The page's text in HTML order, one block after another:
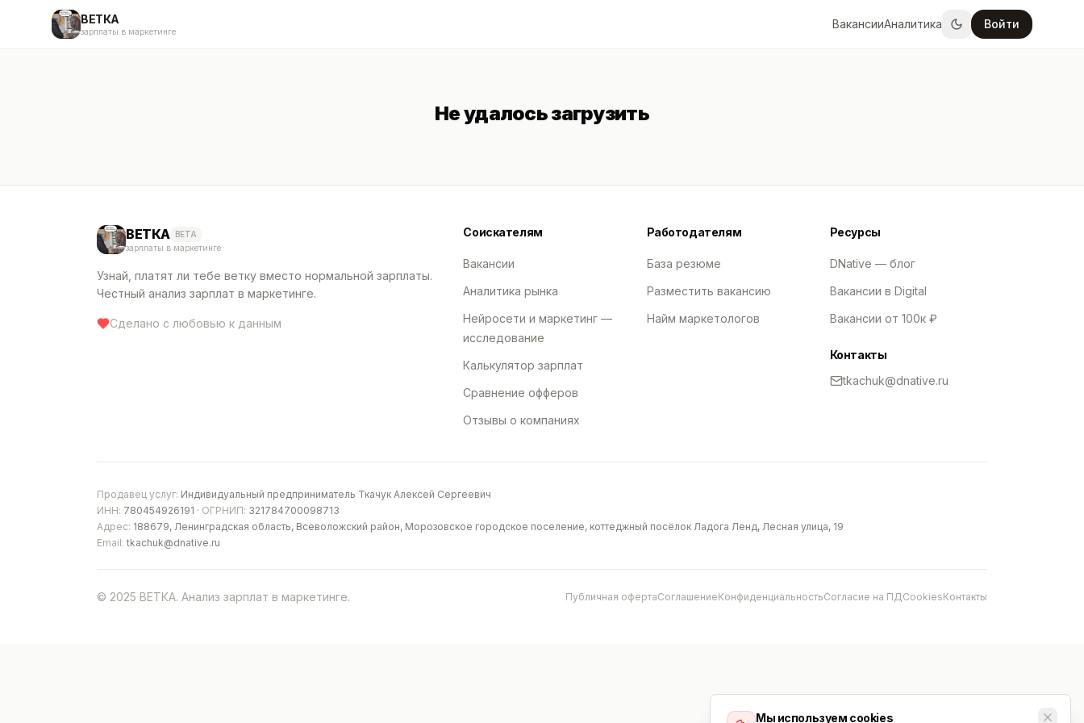
Мы используем cookies
ВЕТКА
зарплаты в маркетинге
ВакансииАналитика Войти
Не удалось загрузить
ВЕТКА BETA
зарплаты в маркетинге
Узнай, платят ли тебе ветку вместо нормальной зарплаты.
Честный анализ зарплат в маркетинге.
Сделано с любовью к данным
Соискателям
Вакансии
Аналитика рынка
Нейросети и маркетинг —
исследование
Калькулятор зарплат
Сравнение офферов
Отзывы о компаниях
Работодателям
База резюме
Разместить вакансию
Найм маркетологов
Ресурсы
DNative — блог
Вакансии в Digital
Вакансии от 100к ₽
Контакты
tkachuk@dnative.ru
Продавец услуг: Индивидуальный предприниматель Ткачук Алексей Сергеевич
ИНН: 780454926191 · ОГРНИП: 321784700098713
Адрес: 188679, Ленинградская область, Всеволожский район, Морозовское городское поселение, коттеджный посёлок Ладога Ленд, Лесная улица, 19
Email: tkachuk@dnative.ru
© 2025 ВЕТКА. Анализ зарплат в маркетинге. Публичная офертаСоглашениеКонфиденциальностьСогласие на ПДCookiesКонтакты